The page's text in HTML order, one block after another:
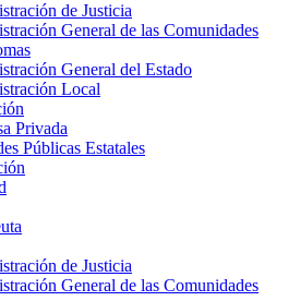
de Justicia
General de las Comunidades
General del Estado
Local
Privada
Públicas Estatales
de Justicia
General de las Comunidades